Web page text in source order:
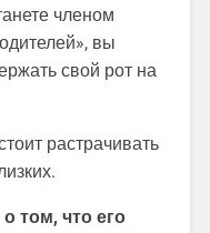
членом
вы
свой рот на
растрачивать
том, что его